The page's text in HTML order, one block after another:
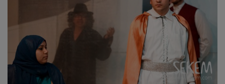
الحياة الاجتماعية الاقتصاد
عن سيكم